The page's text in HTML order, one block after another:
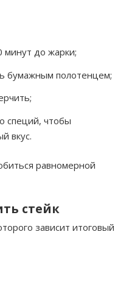
минут до жарки;
бумажным полотенцем;
специй, чтобы
вкус.
равномерной
стейк
зависит итоговый